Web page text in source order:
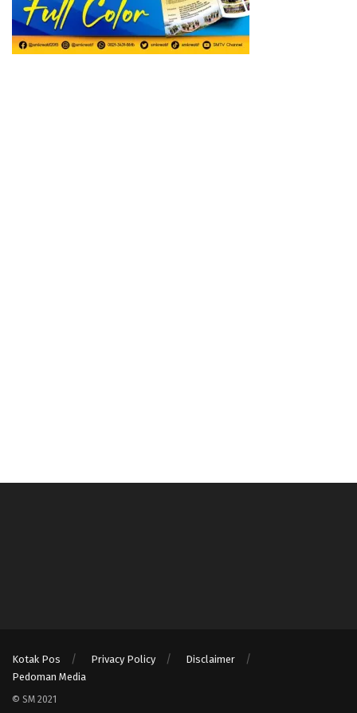
Kotak Pos Privacy Policy
Disclaimer
Pedoman Media
© SM 2021